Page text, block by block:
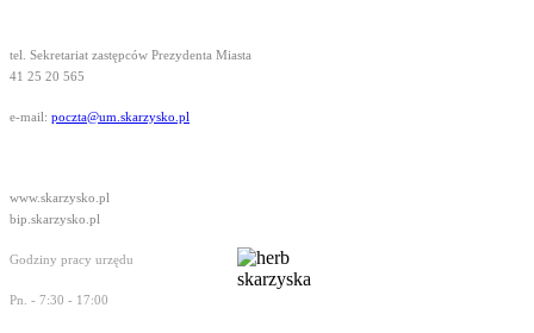
tel. Sekretariat zastępców Prezydenta Miasta
41 25 20 565
e-mail: poczta@um.skarzysko.pl
www.skarzysko.pl
bip.skarzysko.pl
Godziny pracy urzędu
Pn. - 7:30 - 17:00